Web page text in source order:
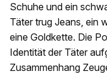
Schuhe und ein
Täter trug Jeans, ein
eine Goldkette. Die
Identität der Täter
Zusammenhang